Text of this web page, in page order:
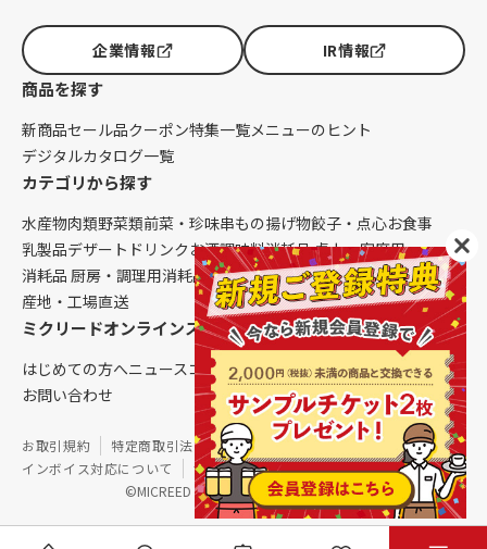
企業情報 IR情報
商品を探す
新商品セール品クーポン特集一覧メニューのヒント
デジタルカタログ一覧
カテゴリから探す
水産物肉類野菜類前菜・珍味串もの揚げ物餃子・点心お食事
乳製品デザート ドリンク お酒調味料消耗品 卓上・客席用
消耗品 厨房・調理用消耗品 クレンリネス生鮮品（配送便限定）
産地・工場直送
ミクリードオンラインストアについて
はじめての方へニュースコラムご利用ガイド会社概要
お問い合わせ
©MICREED CO.,LTD. All Rights Reserved.
お取引規約 特定商取引法に基づく表記
個人情報保護方針
インボイス対応について
サイトマップ